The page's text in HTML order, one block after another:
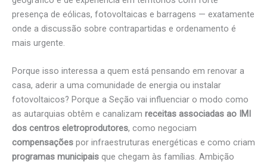
presença de eólicas, fotovoltaicas e barragens — exatamente
onde a discussão sobre contrapartidas e ordenamento é
mais urgente.
Porque isso interessa a quem está pensando em renovar a
casa, aderir a uma comunidade de energia ou instalar
fotovoltaicos? Porque a Seção vai influenciar o modo como
as autarquias obtêm e canalizam receitas associadas ao IMI
dos centros eletroprodutores, como negociam
compensações por infraestruturas energéticas e como criam
programas municipais que chegam às famílias. Ambição